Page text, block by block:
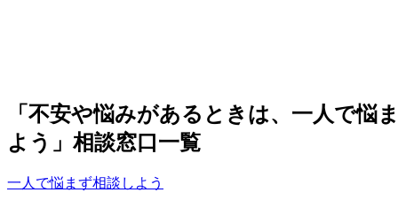
「不安や悩みがあるときは、一人で悩
よう」相談窓口一覧
一人で悩まず相談しよう